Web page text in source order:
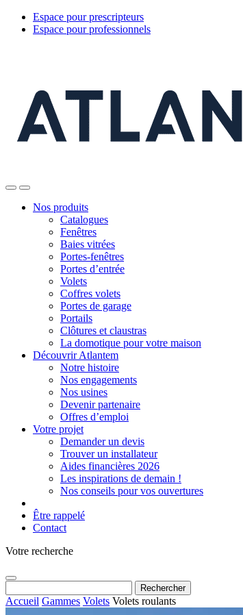
Espace pour prescripteurs
Espace pour professionnels
Nos produits
Catalogues
Fenêtres
Baies vitrées
Portes-fenêtres
Portes d’entrée
Volets
Coffres volets
Portes de garage
Portails
Clôtures et claustras
La domotique pour votre maison
Découvrir Atlantem
Notre histoire
Nos engagements
Nos usines
Devenir partenaire
Offres d’emploi
Votre projet
Demander un devis
Trouver un installateur
Aides financières 2026
Les inspirations de demain !
Nos conseils pour vos ouvertures
Être rappelé
Contact
Votre recherche
Accueil Gammes Volets Volets roulants